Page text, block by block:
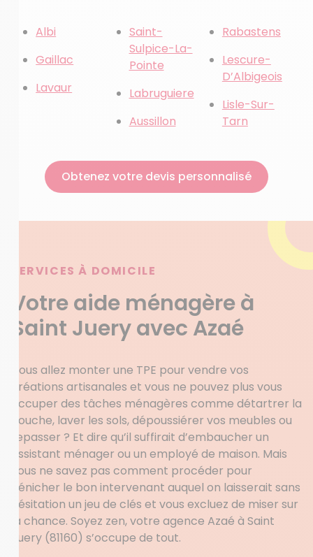
Albi
Gaillac
Lavaur
Saint-
Sulpice-La-
Pointe
Labruguiere
Aussillon
Rabastens
Lescure-
D’Albigeois
Lisle-Sur-
Tarn
Obtenez votre devis personnalisé
SERVICES À DOMICILE
Votre aide ménagère à
Saint Juery avec Azaé
Vous allez monter une TPE pour vendre vos
créations artisanales et vous ne pouvez plus vous
occuper des tâches ménagères comme détartrer la
douche, laver les sols, dépoussiérer vos meubles ou
repasser ? Et dire qu’il suffirait d’embaucher un
assistant ménager ou un employé de maison. Mais
vous ne savez pas comment procéder pour
dénicher le bon intervenant auquel on laisserait sans
hésitation un jeu de clés et vous excluez de miser sur
la chance. Soyez zen, votre agence Azaé à Saint
Juery (81160) s’occupe de tout.